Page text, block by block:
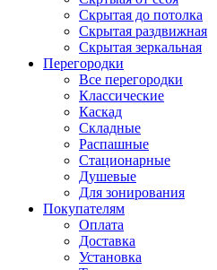
Скрытая до потолка
Скрытая раздвижная
Скрытая зеркальная
Перегородки
Все перегородки
Классические
Каскад
Складные
Распашные
Стационарные
Душевые
Для зонирования
Покупателям
Оплата
Доставка
Установка